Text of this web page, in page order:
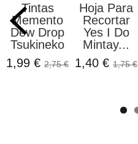
Tintas
Memento
Dew Drop
Tsukineko
1,99 € 2,75 €
Hoja Para
Recortar
Yes I Do
Mintay...
1,40 € 1,75 €